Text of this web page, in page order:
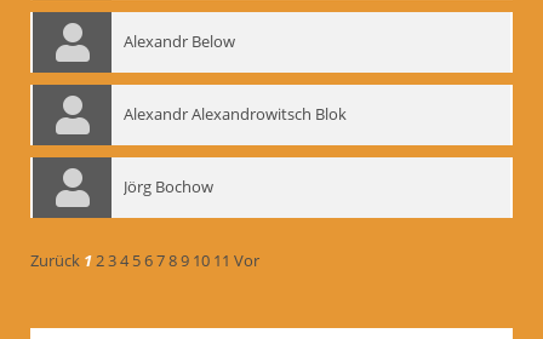
Alexandr Below
Alexandr Alexandrowitsch Blok
Jörg Bochow
Zurück 1234 56789 10 11 Vor